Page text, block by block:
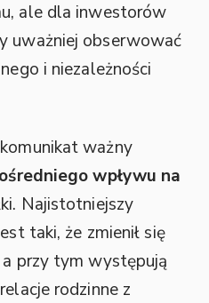
ale dla inwestorów
uważniej obserwować
i niezależności
ważny
wpływu na
Najistotniejszy
taki, że zmienił się
a przy tym występują
rodzinne z